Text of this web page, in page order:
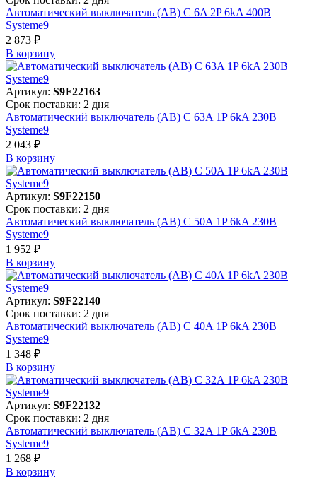
Автоматический выключатель (АВ) C 6A 2P 6kA 400В
Systeme9
2 873 ₽
В корзинy
Артикул: S9F22163
Срок поставки: 2 дня
Автоматический выключатель (АВ) C 63A 1P 6kA 230В
Systeme9
2 043 ₽
В корзинy
Артикул: S9F22150
Срок поставки: 2 дня
Автоматический выключатель (АВ) C 50A 1P 6kA 230В
Systeme9
1 952 ₽
В корзинy
Артикул: S9F22140
Срок поставки: 2 дня
Автоматический выключатель (АВ) C 40A 1P 6kA 230В
Systeme9
1 348 ₽
В корзинy
Артикул: S9F22132
Срок поставки: 2 дня
Автоматический выключатель (АВ) C 32A 1P 6kA 230В
Systeme9
1 268 ₽
В корзинy